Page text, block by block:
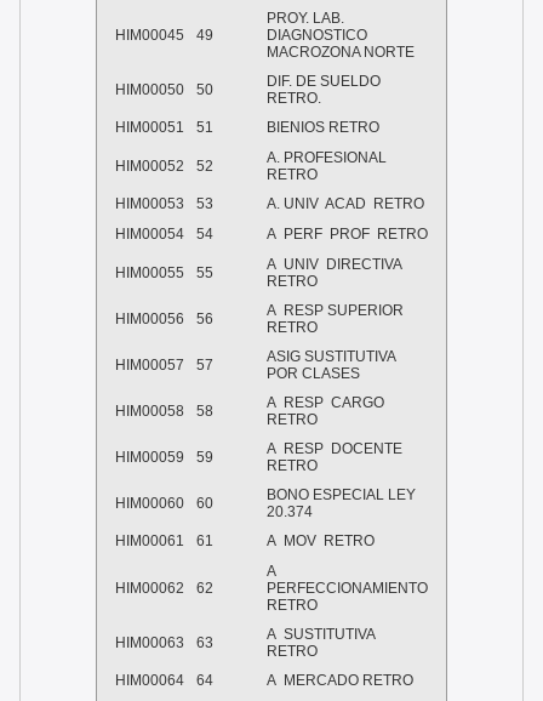
HIM00045 49
PROY. LAB.
DIAGNOSTICO
MACROZONA NORTE
HIM00050 50
DIF. DE SUELDO
RETRO.
HIM00051
51 BIENIOS RETRO
HIM00052 52
A. PROFESIONAL
RETRO
HIM00053
53 A. UNIV ACAD
RETRO
HIM00054
54 A PERF PROF RETRO
HIM00055 55 A UNIV DIRECTIVA
RETRO
HIM00056 56 A RESP SUPERIOR
RETRO
HIM00057 57
ASIG SUSTITUTIVA
POR CLASES
HIM00058 58 A RESP CARGO
RETRO
HIM00059 59 A RESP DOCENTE
RETRO
HIM00060 60
BONO ESPECIAL LEY
20.374
HIM00061
61 A MOV RETRO
HIM00062 62
A
PERFECCIONAMIENTO
RETRO
HIM00063 63 A SUSTITUTIVA
RETRO
HIM00064
64 A MERCADO RETRO